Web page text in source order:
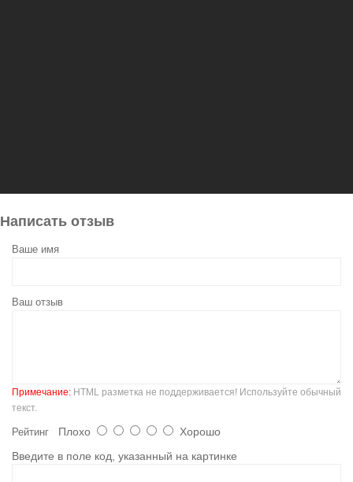
Написать отзыв
Ваше имя
Ваш отзыв
Примечание: HTML разметка не поддерживается! Используйте обычный
текст.
Рейтинг Плохо
Хорошо
Введите в поле код, указанный на картинке